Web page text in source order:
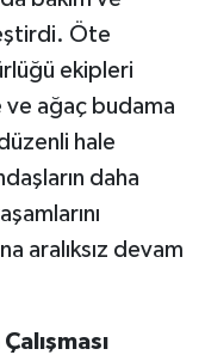
Öte
ekipleri
ve ağaç budama
hale
daha
aralıksız devam